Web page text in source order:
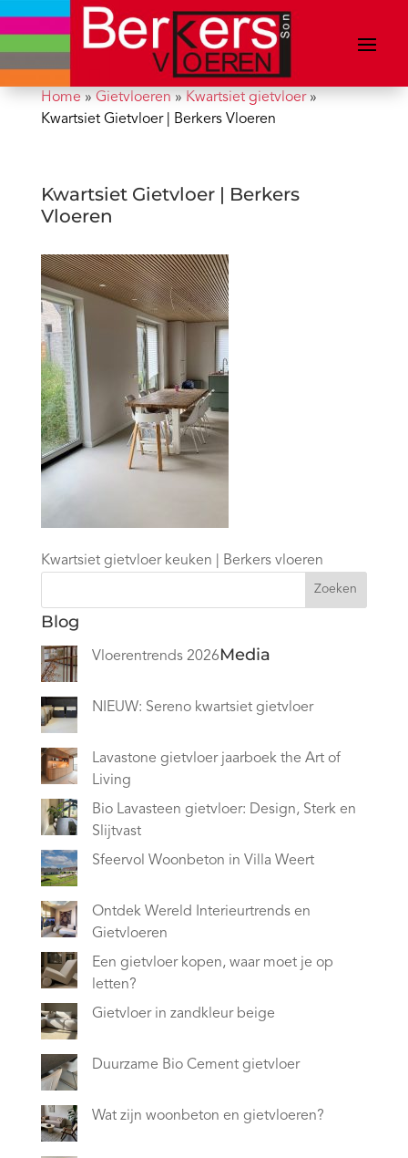
Home» Gietvloeren » Kwartsiet gietvloer»
Kwartsiet Gietvloer | Berkers Vloeren
Kwartsiet Gietvloer | Berkers
Vloeren
Kwartsiet gietvloer keuken | Berkers vloeren
Zoeken
Blog
Vloerentrends 2026
NIEUW: Sereno kwartsiet gietvloer
Lavastone gietvloer jaarboek the Art of
Living
Bio Lavasteen gietvloer: Design, Sterk en
Slijtvast
Sfeervol Woonbeton in Villa Weert
Ontdek Wereld Interieurtrends en
Gietvloeren
Een gietvloer kopen, waar moet je op
letten?
Gietvloer in zandkleur beige
Duurzame Bio Cement gietvloer
Wat zijn woonbeton en gietvloeren?
Media